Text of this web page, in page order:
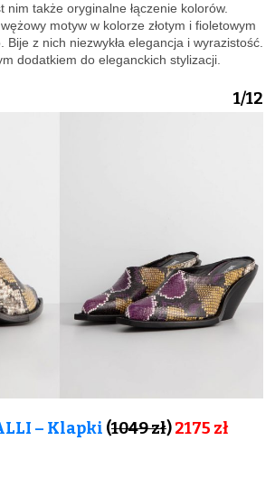
nim także oryginalne łączenie kolorów.
motyw w kolorze złotym i fioletowym
Bije z nich niezwykła elegancja i wyrazistość.
dodatkiem do eleganckich stylizacji.
1/12
– Klapki (1049 zł)2175 zł